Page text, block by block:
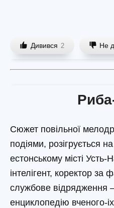
Дивився 2 Не
Сюжет повільної
подіями, розігрується
естонському місті Усть-
інтелігент, коректор
службове відрядження
енциклопедію вченого-